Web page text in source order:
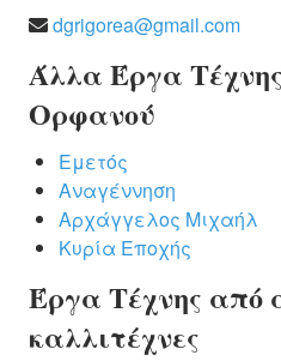
dgrigorea@gmail.com
Άλλα Έργα
Ορφανού
Εμετός
Αναγέννηση
Αρχάγγελος Μιχαήλ
Κυρία Εποχής
Έργα Τέχνης από
καλλιτέχνες